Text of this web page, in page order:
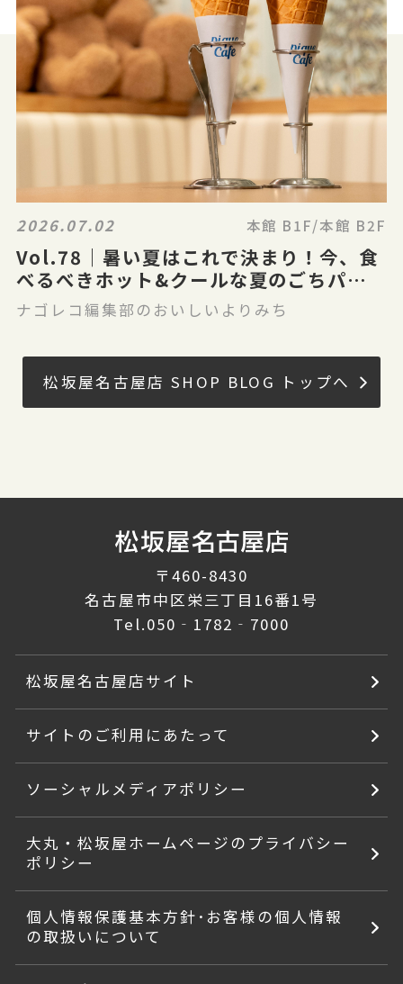
2026.07.02 本館 B1F/本館 B2F
Vol.78｜暑い夏はこれで決まり！今、食
べるべきホット&クールな夏のごちパラ
グルメ
ナゴレコ編集部のおいしいよりみち
松坂屋名古屋店 SHOP BLOG トップへ
〒460-8430
名古屋市中区栄三丁目16番1号
Tel.050‐1782‐7000
松坂屋名古屋店サイト
サイトのご利用にあたって
ソーシャルメディアポリシー
大丸・松坂屋ホームページのプライバシー
ポリシー
個人情報保護基本方針･お客様の個人情報
の取扱いについて